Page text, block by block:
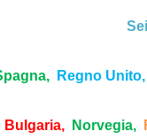
Regno
Bulgaria, Norvegia,